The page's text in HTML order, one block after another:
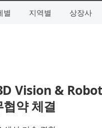
별 지역별 상장사
Vision &
협약 체결